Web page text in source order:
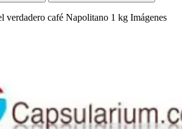
verdadero café Napolitano 1 kg Imágenes